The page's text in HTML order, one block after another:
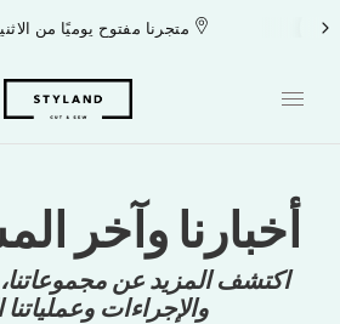
متجرنا مفتوح يوميًا من
أخبارنا وآخر
اكتشف المزيد عن مجموعاتنا،
والإجراءات وعملياتنا